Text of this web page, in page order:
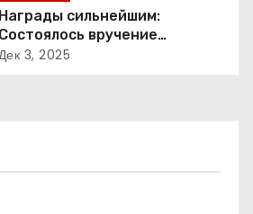
Награды сильнейшим:
Состоялось вручение
международной премии Best
3, 2025